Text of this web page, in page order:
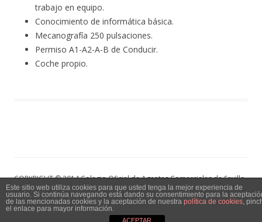
trabajo en equipo.
Conocimiento de informática básica.
Mecanografía 250 pulsaciones.
Permiso A1-A2-A-B de Conducir.
Coche propio.
COPYRIGHT © 2014 Colegio Oficial de Agentes Comerciales de Sevilla
y Provincia, Todos los Derechos Reservados | Aviso Legal | Política
de privacidad
Este sitio web utiliza cookies para que usted tenga la mejor experiencia de
usuario. Si continúa navegando está dando su consentimiento para la
de las mencionadas cookies y la aceptación de nuestra política de cookies,
el enlace para mayor información.
ACEPTAR